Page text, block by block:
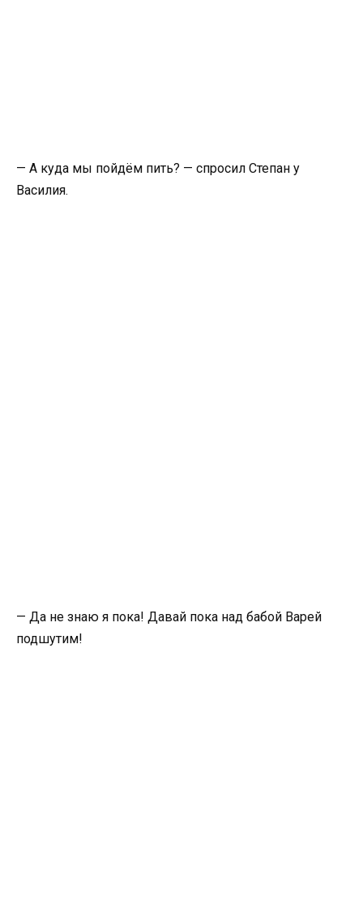
— А куда мы пойдём пить? — спросил Степан у
Василия.
— Да не знаю я пока! Давай пока над бабой Варей
подшутим!